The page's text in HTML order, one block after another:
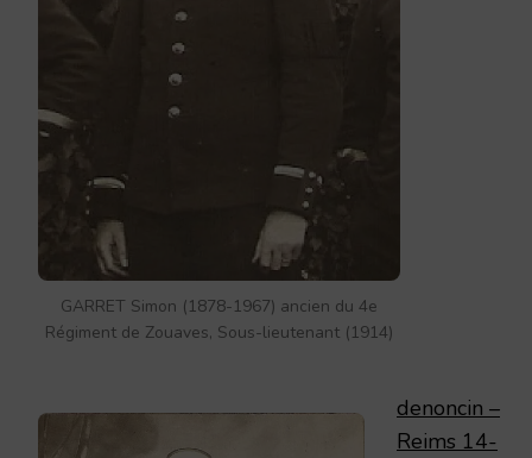
GARRET Simon (1878-1967) ancien du 4e
Régiment de Zouaves, Sous-lieutenant (1914)
denoncin –
Reims 14-